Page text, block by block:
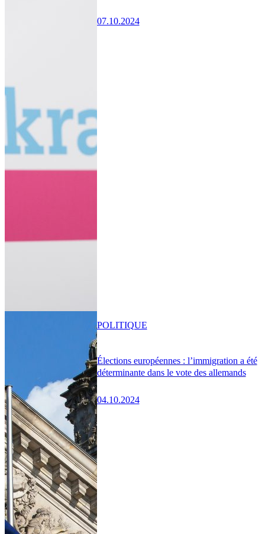
07.10.2024
Élections européennes : l’immigration a été
déterminante dans le vote des allemands
04.10.2024
POLITIQUE